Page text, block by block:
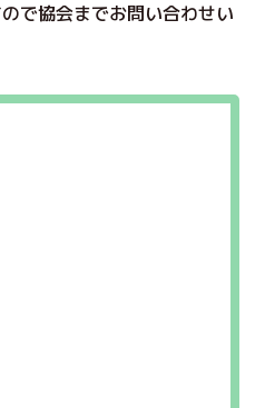
で協会までお問い合わせい